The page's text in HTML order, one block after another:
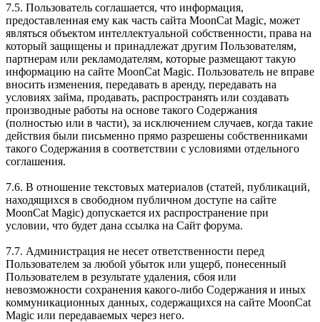
7.5. Пользователь соглашается, что информация,
предоставленная ему как часть сайта MoonCat Magic, может
являться объектом интеллектуальной собственности, права на
который защищены и принадлежат другим Пользователям,
партнерам или рекламодателям, которые размещают такую
информацию на сайте MoonCat Magic. Пользователь не вправе
вносить изменения, передавать в аренду, передавать на
условиях займа, продавать, распространять или создавать
производные работы на основе такого Содержания
(полностью или в части), за исключением случаев, когда такие
действия были письменно прямо разрешены собственниками
такого Содержания в соответствии с условиями отдельного
соглашения.
7.6. В отношение текстовых материалов (статей, публикаций,
находящихся в свободном публичном доступе на сайте
MoonCat Magic) допускается их распространение при
условии, что будет дана ссылка на Сайт форума.
7.7. Администрация не несет ответственности перед
Пользователем за любой убыток или ущерб, понесенный
Пользователем в результате удаления, сбоя или
невозможности сохранения какого-либо Содержания и иных
коммуникационных данных, содержащихся на сайте MoonCat
Magic или передаваемых через него.